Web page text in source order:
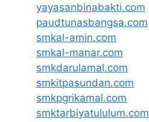
yayasanbinabakti.com
paudtunasbangsa.com
smkal-amin.com
smkal-manar.com
smkdarulamal.com
smkitpasundan.com
smkpgrikamal.com
smktarbiyatululum.com